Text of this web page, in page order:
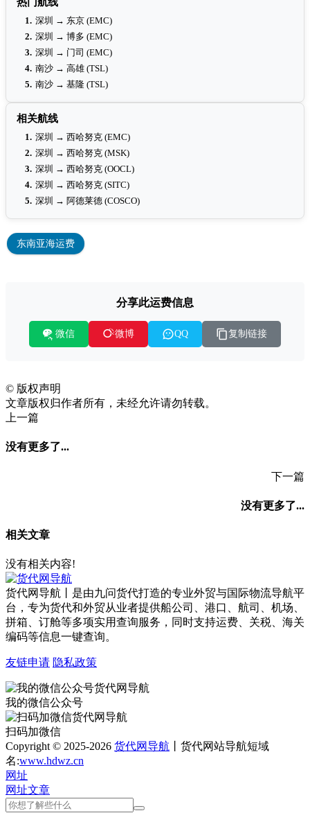
1. 深圳 → 东京 (EMC)
2. 深圳 → 博多 (EMC)
3. 深圳 → 门司 (EMC)
4. 南沙 → 高雄 (TSL)
5. 南沙 → 基隆 (TSL)
相关航线
1. 深圳 → 西哈努克 (EMC)
2. 深圳 → 西哈努克 (MSK)
3. 深圳 → 西哈努克 (OOCL)
4. 深圳 → 西哈努克 (SITC)
5. 深圳 → 阿德莱德 (COSCO)
东南亚海运费
分享此运费信息
微信 微博 QQ 复制链接
© 版权声明
文章版权归作者所有，未经允许请勿转载。
上一篇
没有更多了...
下一篇
没有更多了...
相关文章
没有相关内容!
货代网导航丨是由九问货代打造的专业外贸与国际物流导航平
台，专为货代和外贸从业者提供船公司、港口、航司、机场、
拼箱、订舱等多项实用查询服务，同时支持运费、关税、海关
编码等信息一键查询。
友链申请 隐私政策
我的微信公众号
扫码加微信
Copyright © 2025-2026 货代网导航 丨货代网站导航短域
名:www.hdwz.cn
网址
网址文章